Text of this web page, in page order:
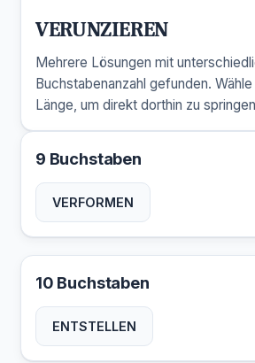
VERUNZIEREN
Mehrere Lösungen mit
Buchstabenanzahl gefunden.
Länge, um direkt dorthin zu
9 Buchstaben
VERFORMEN
10 Buchstaben
ENTSTELLEN